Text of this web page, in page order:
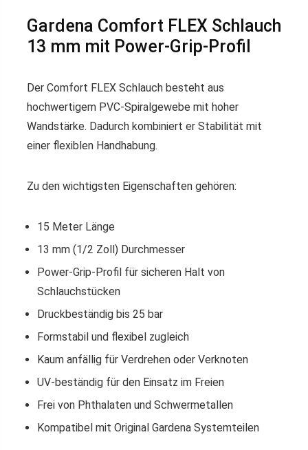
Gardena Comfort FLEX Schlauch
13 mm mit Power-Grip-Profil
Der Comfort FLEX Schlauch besteht aus
hochwertigem PVC-Spiralgewebe mit hoher
Wandstärke. Dadurch kombiniert er Stabilität mit
einer flexiblen Handhabung.
Zu den wichtigsten Eigenschaften gehören:
15 Meter Länge
13 mm (1/2 Zoll) Durchmesser
Power-Grip-Profil für sicheren Halt von
Schlauchstücken
Druckbeständig bis 25 bar
Formstabil und flexibel zugleich
Kaum anfällig für Verdrehen oder Verknoten
UV-beständig für den Einsatz im Freien
Frei von Phthalaten und Schwermetallen
Kompatibel mit Original Gardena Systemteilen